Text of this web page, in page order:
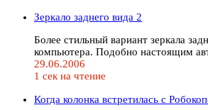
Зеркало заднего вида 2
Более стильный вариант зеркала
компьютера. Подобно настоящим
29.06.2006
1 сек на чтение
Когда колонка встретилась с